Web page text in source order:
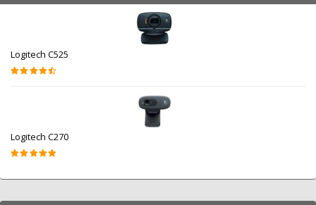
Logitech C525
Logitech C270